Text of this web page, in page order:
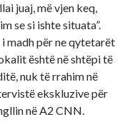
juaj, më vjen keq,
se si ishte situata”.
i madh për ne qytetarët
është në shtëpi të
nuk të rrahim në
ekskluzive për
në A2 CNN.